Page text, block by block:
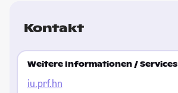
Kontakt
Weitere Informationen / Services
iu.prf.hn